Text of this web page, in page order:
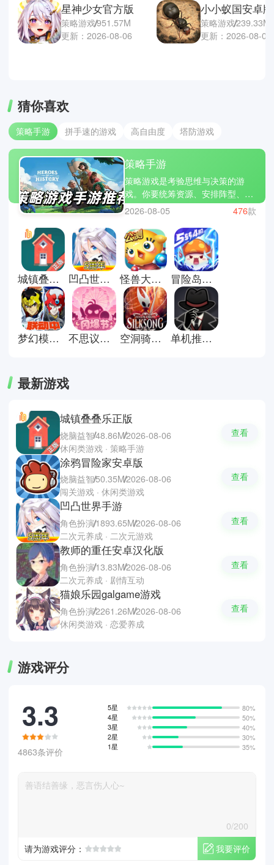
星神少女官方版
策略游戏951.57M
更新：2026-08-06
小小蚁国安卓版
策略游戏239.33M
更新：2026-08-06
猜你喜欢
策略手游 拼手速的游戏 高自由度 塔防游戏
策略手游
策略游戏是考验思维与决策的游
戏。你要统筹资源、安排阵型、预
判对手的行动，每一个选择都可能
改变局势。它不像快节奏的动作游
戏，而是让你在脑海中推演每一
步，享受智力与策略的较量。文明
VI、全面战争三国和炉石传说都是
经典的策略游戏。立即下载策略游
戏大全，用你的智慧赢得战局，感
受紧张刺激与成就快感！
2026-08-05 476款
城镇叠叠乐正版 凹凸世界手游 怪兽大作战正版 冒险岛枫之传说中文版
梦幻模拟战官方版 不思议迷宫官方版 空洞骑士丝之歌手机移植版 单机推理杀游戏
最新游戏
城镇叠叠乐正版
烧脑益智48.86M2026-08-06
休闲类游戏 · 策略手游
查看
涂鸦冒险家安卓版
烧脑益智50.35M2026-08-06
闯关游戏 · 休闲类游戏
查看
凹凸世界手游
角色扮演1893.65M2026-08-06
二次元养成 · 二次元游戏
查看
教师的重任安卓汉化版
角色扮演13.83M2026-08-06
二次元养成 · 剧情互动
查看
猫娘乐园galgame游戏
角色扮演2261.26M2026-08-06
休闲类游戏 · 恋爱养成
查看
游戏评分
3.3
4863条评价
5星
80%
4星
50%
3星
40%
2星
30%
1星
35%
0/200
请为游戏评分：
我要评价